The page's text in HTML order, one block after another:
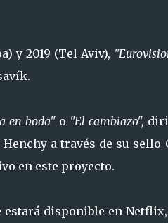
y 2019 (Tel Aviv),
en boda" o "El cambiazo",
a través de su sello
en este proyecto.
disponible en